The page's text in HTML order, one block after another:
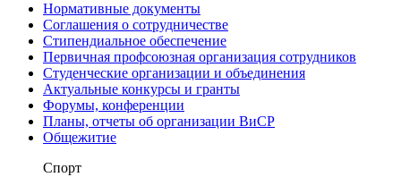
Нормативные документы
Соглашения о сотрудничестве
Стипендиальное обеспечение
Первичная профсоюзная организация сотрудников
Студенческие организации и объединения
Актуальные конкурсы и гранты
Форумы, конференции
Планы, отчеты об организации ВиСР
Общежитие
Спорт